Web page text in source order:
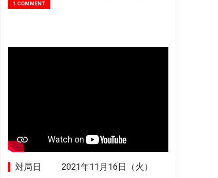
1 COMMENT
対局日
2021年11月16日（火）